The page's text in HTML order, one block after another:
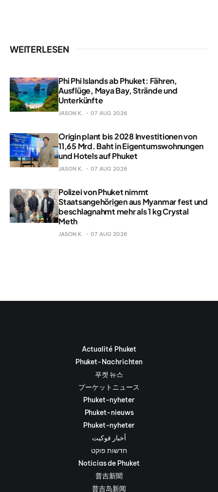
WEITERLESEN
Phi Phi Islands ab Phuket: Fähren,
Ausflüge, Maya Bay, Strände und
Unterkünfte
JASON K. 07 AUG 2026
Origin plant bis 2028 Investitionen von
11,65 Mrd. Baht in Eigentumswohnungen
und Hotels auf Phuket
JASON K. 07 AUG 2026
Polizei von Phuket nimmt
Staatsangehörigen aus Myanmar fest und
beschlagnahmt mehr als 1 kg Crystal
Meth
JASON K. 07 AUG 2026
Actualité Phuket
Phuket-Nachrichten
푸켓 뉴스
プーケットニュース
Phuket-nyheter
Phuket-nieuws
Phuket-nyheter
أخبار فوكيت
חדשות פוקט
Noticias de Phuket
普吉新聞
普吉岛新闻